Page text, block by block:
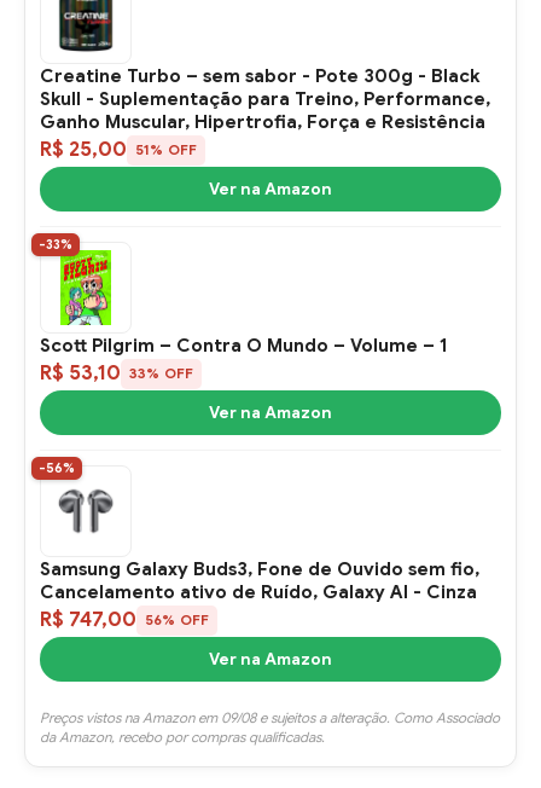
Creatine Turbo – sem sabor - Pote 300g - Black
Skull - Suplementação para Treino, Performance,
Ganho Muscular, Hipertrofia, Força e Resistência
R$ 25,00 51% OFF
Ver na Amazon
-33%
Scott Pilgrim – Contra O Mundo – Volume – 1
R$ 53,10 33% OFF
Ver na Amazon
-56%
Samsung Galaxy Buds3, Fone de Ouvido sem fio,
Cancelamento ativo de Ruído, Galaxy AI - Cinza
R$ 747,00 56% OFF
Ver na Amazon
Preços vistos na Amazon em 09/08 e sujeitos a alteração. Como Associado
da Amazon, recebo por compras qualificadas.